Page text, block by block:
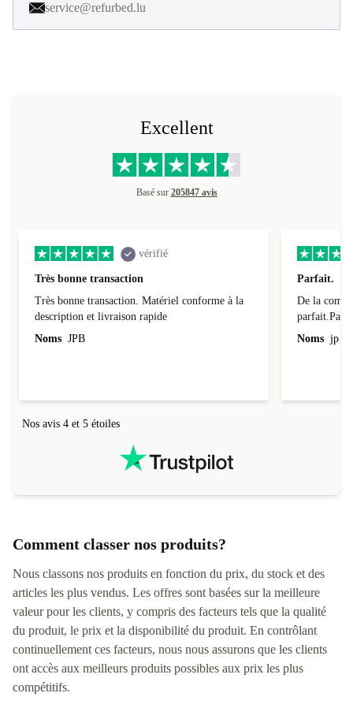
service@refurbed.lu
Excellent
Basé sur 205847 avis
vérifié
Très bonne transaction
Très bonne transaction. Matériel conforme à la
description et livraison rapide
Noms JPB
Parfait.
De la
Noms jp
Nos avis 4 et 5 étoiles
Comment classer nos produits?
Nous classons nos produits en fonction du prix, du stock et des
articles les plus vendus. Les offres sont basées sur la meilleure
valeur pour les clients, y compris des facteurs tels que la qualité
du produit, le prix et la disponibilité du produit. En contrôlant
continuellement ces facteurs, nous nous assurons que les clients
ont accès aux meilleurs produits possibles aux prix les plus
compétitifs.